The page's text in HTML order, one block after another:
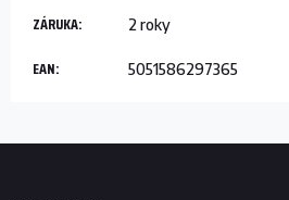
ZÁRUKA: 2 roky
EAN: 5051586297365
Z